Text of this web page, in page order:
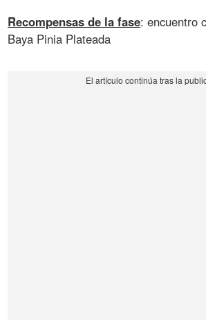
Recompensas de la fase: encuentro
Baya Pinia Plateada